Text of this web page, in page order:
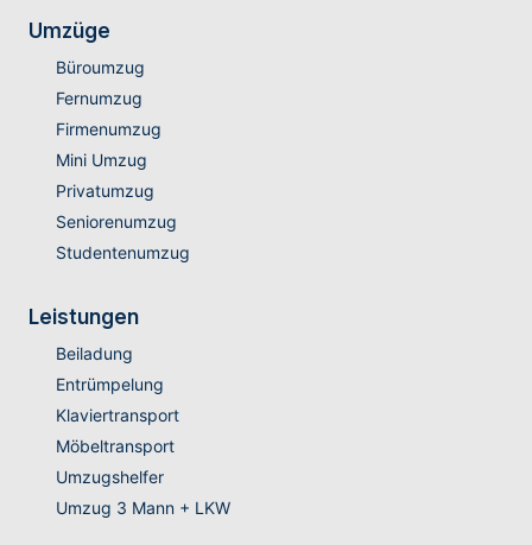
Umzüge
Büroumzug
Fernumzug
Firmenumzug
Mini Umzug
Privatumzug
Seniorenumzug
Studentenumzug
Leistungen
Beiladung
Entrümpelung
Klaviertransport
Möbeltransport
Umzugshelfer
Umzug 3 Mann + LKW